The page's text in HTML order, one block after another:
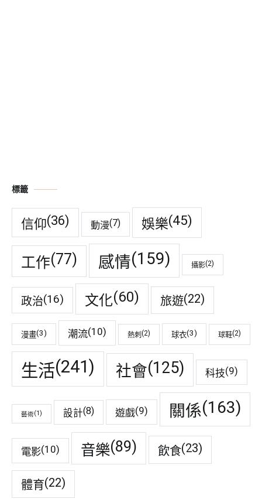
標籤
信仰(36) 動漫(7) 娛樂(45)
工作(77) 感情(159) 攝影(2)
政治(16) 文化(60) 旅遊(22)
漫畫(3) 潮流(10) 熱刺 (2) 球衣(3) 球鞋(2)
生活(241) 社會(125) 科技(9)
藝術(1) 設計(8) 遊戲(9) 關係(163)
電影(10) 音樂(89) 飲食(23)
體育(22)